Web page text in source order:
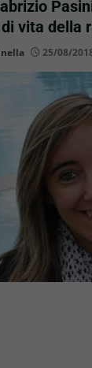
vita della
25/08/